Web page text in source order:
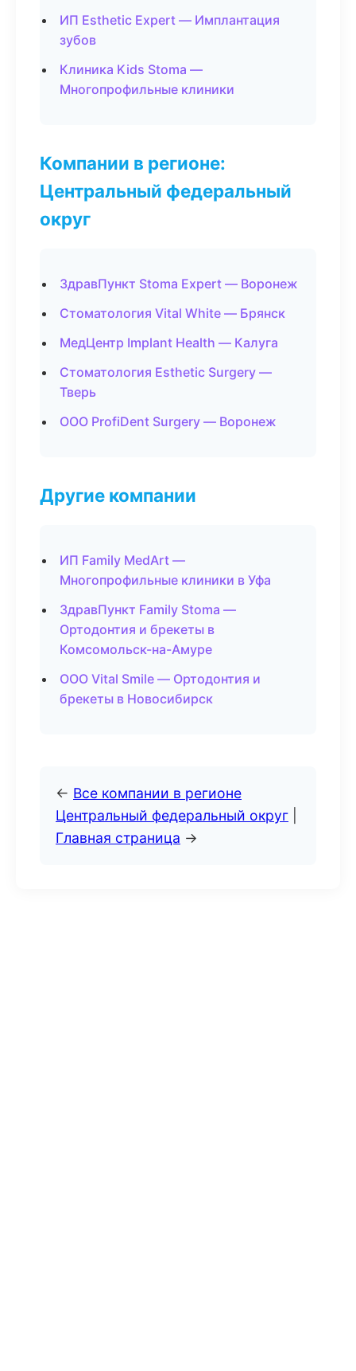
ИП Esthetic Expert — Имплантация
зубов
Клиника Kids Stoma —
Многопрофильные клиники
Компании в регионе:
Центральный федеральный
округ
ЗдравПункт Stoma Expert — Воронеж
Стоматология Vital White — Брянск
МедЦентр Implant Health — Калуга
Стоматология Esthetic Surgery —
Тверь
ООО ProfiDent Surgery — Воронеж
Другие компании
ИП Family MedArt —
Многопрофильные клиники в Уфа
ЗдравПункт Family Stoma —
Ортодонтия и брекеты в
Комсомольск-на-Амуре
ООО Vital Smile — Ортодонтия и
брекеты в Новосибирск
← Все компании в регионе
Центральный федеральный округ
Главная страница →